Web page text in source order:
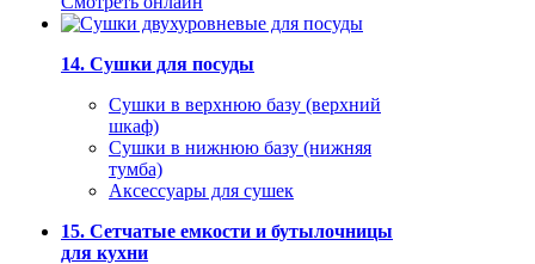
14. Сушки для посуды
Сушки в верхнюю базу (верхний
шкаф)
Сушки в нижнюю базу (нижняя
тумба)
Аксессуары для сушек
15. Сетчатые емкости и бутылочницы
для кухни